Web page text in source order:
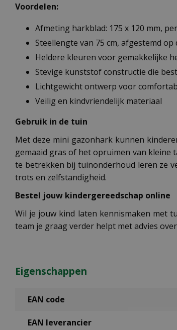
Voordelen:
Afmeting harkblad: 175 x 120 mm,
Steellengte van 75 cm, afgestemd
Heldere kleuren voor gemakkelijke
Stevige kunststof constructie die
Lichtgewicht ontwerp voor
Veilig en kindvriendelijk materiaal
Gebruik in de tuin
Met deze mini gazonhark kunnen
gemaaid gras of het opruimen van kleine
te betrekken bij tuinonderhoud leren ze
trots en zelfstandigheid.
Bestel jouw kindergereedschap online
Wil je jouw kind laten kennismaken met
team je graag verder helpt met advies
Eigenschappen
EAN code
EAN leverancier